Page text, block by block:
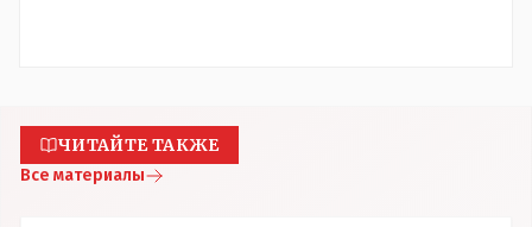
ЧИТАЙТЕ ТАКЖЕ
Все материалы